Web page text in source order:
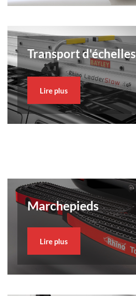
Transport d'échelles
Lire plus
Marchepieds
Lire plus